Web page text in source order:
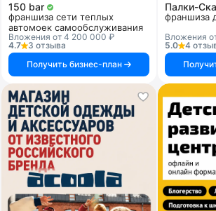
150 bar
франшиза сети теплых
автомоек самообслуживания
Вложения от 4 200 000 ₽
4.7
3 отзыва
Получить бизнес-план
Палки-
франшиза
Вложения
5.0
4